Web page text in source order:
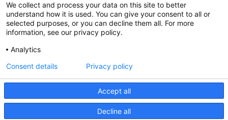
Bedrijven
Hogescholen
De grootste kennisbank van het HBO
Inspiratie op jouw vakgebied
We collect and process your data on this site to better
understand how it is used. You can give your consent to all or
selected purposes, or you can decline them all. For more
information, see our privacy policy.
Analytics
Accept all
Decline all
Consent details Privacy policy